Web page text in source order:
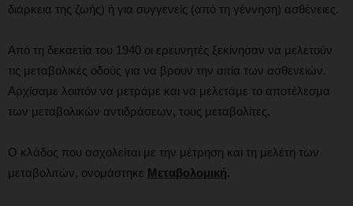
διάρκεια της ζωής) ή για συγγενείς (από τη γέννηση) ασθένειες.
Από τη δεκαετία του 1940 οι ερευνητές ξεκίνησαν να μελετούν
τις μεταβολικές οδούς για να βρουν την αιτία των ασθενειών.
Αρχίσαμε λοιπόν να μετράμε και να μελετάμε το αποτέλεσμα
των μεταβολικών αντιδράσεων, τους μεταβολίτες.
Ο κλάδος που ασχολείται με την μέτρηση και τη μελέτη των
μεταβολιτών, ονομάστηκε Μεταβολομική.